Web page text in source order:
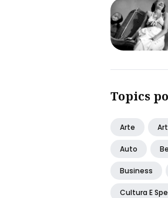
Topics
Arte
Auto
Business
Cultura E